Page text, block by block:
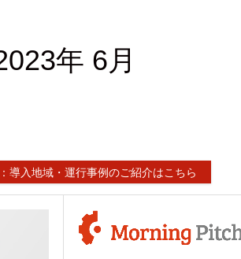
年 6月
導入地域・運行事例のご紹介はこちら